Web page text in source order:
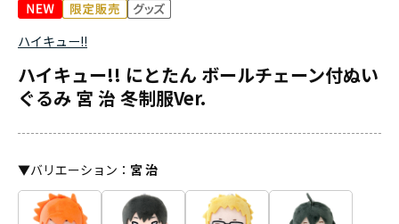
ハイキュー!!
ハイキュー!! にとたん ボールチェーン付ぬい
ぐるみ 宮 治 冬制服Ver.
▼バリエーション ： 宮 治